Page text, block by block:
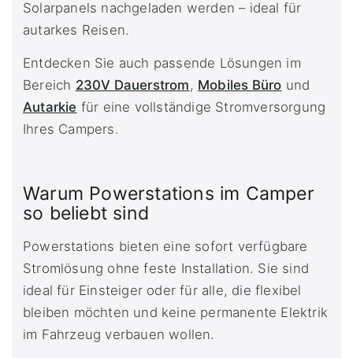
Solarpanels nachgeladen werden – ideal für
autarkes Reisen.
Entdecken Sie auch passende Lösungen im
Bereich 230V Dauerstrom , Mobiles Büro und
Autarkie für eine vollständige Stromversorgung
Ihres Campers.
Warum Powerstations im Camper
so beliebt sind
Powerstations bieten eine sofort verfügbare
Stromlösung ohne feste Installation. Sie sind
ideal für Einsteiger oder für alle, die flexibel
bleiben möchten und keine permanente Elektrik
im Fahrzeug verbauen wollen.